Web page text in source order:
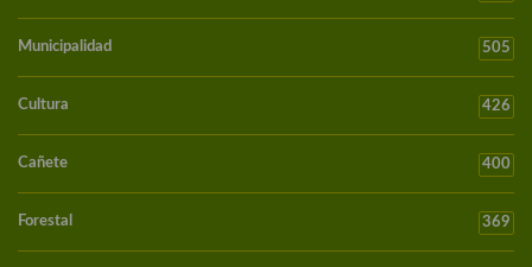
Municipalidad 505
Cultura 426
Cañete 400
Forestal 369